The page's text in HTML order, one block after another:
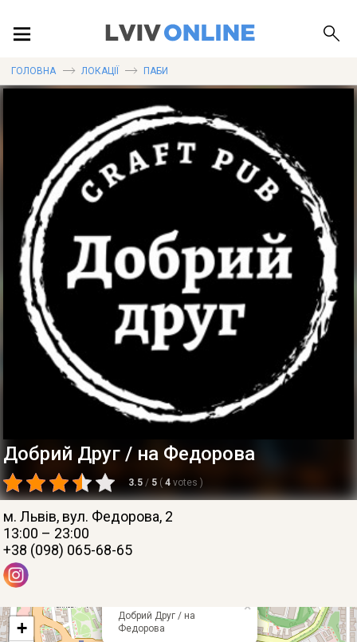
ПУБЛІКАЦІЇ
ДОВІДКА
ГОЛОВНА ЛОКАЦІЇ ПАБИ
Добрий Друг / на Федорова
3.5 / 5 ( 4 votes)
м. Львів, вул. Федорова, 2
13:00 – 23:00
+38 (098) 065-68-65
Добрий Друг / на
Федорова
×
+